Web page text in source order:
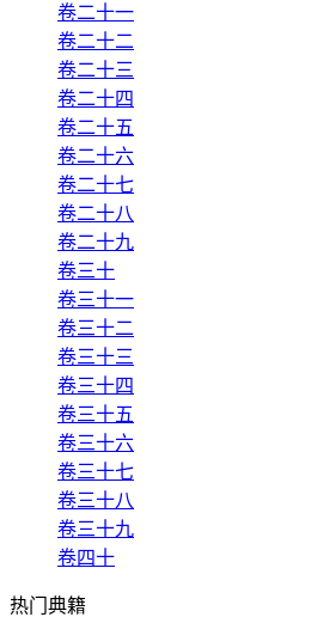
卷二十一
卷二十二
卷二十三
卷二十四
卷二十五
卷二十六
卷二十七
卷二十八
卷二十九
卷三十
卷三十一
卷三十二
卷三十三
卷三十四
卷三十五
卷三十六
卷三十七
卷三十八
卷三十九
卷四十
热门典籍